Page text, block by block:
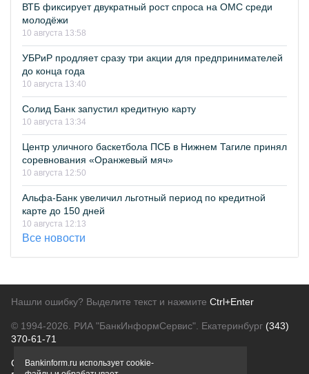
ВТБ фиксирует двукратный рост спроса на ОМС среди
молодёжи
10 августа 13:58
УБРиР продляет сразу три акции для предпринимателей
до конца года
10 августа 13:40
Солид Банк запустил кредитную карту
10 августа 13:34
Центр уличного баскетбола ПСБ в Нижнем Тагиле принял
соревнования «Оранжевый мяч»
10 августа 12:50
Альфа-Банк увеличил льготный период по кредитной
карте до 150 дней
10 августа 12:13
Все новости
Нашли ошибку? Выделите текст и нажмите Ctrl+Enter
© 1994-2026. РИА "БанкИнформСервис". Екатеринбург (343)
370-61-71
О проектеПолитика конфиденциальности
Bankinform.ru использует cookie-